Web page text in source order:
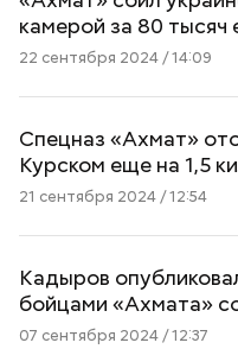
камерой за 80 тысяч
22 сентября 2024 / 14:09
Спецназ «Ахмат»
Курском еще на 1,5
21 сентября 2024 / 12:54
Кадыров
бойцами «Ахмата»
07 сентября 2024 / 12:37